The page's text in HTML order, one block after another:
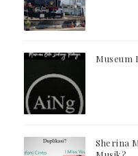
Museum
Sherina